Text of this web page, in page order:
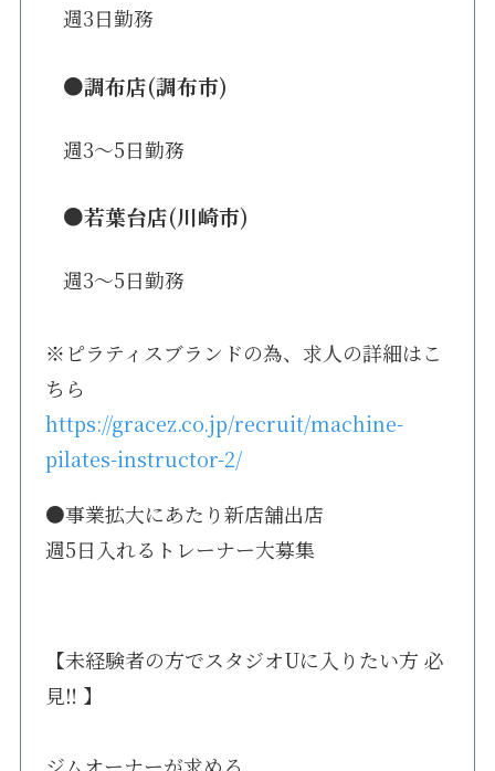
週3日勤務
●調布店(調布市)
週3〜5日勤務
●若葉台店(川崎市)
週3〜5日勤務
※ピラティスブランドの為、求人の詳細はこ
ちら
https://gracez.co.jp/recruit/machine-
pilates-instructor-2/
●事業拡大にあたり新店舗出店
週5日入れるトレーナー大募集
【未経験者の方でスタジオUに入りたい方 必
見‼ 】